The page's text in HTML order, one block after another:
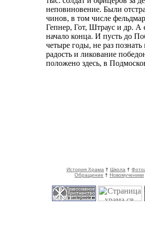
неповиновение. Были
чинов, в том числе
Гепнер, Гот, Штраус и др. А
начало конца. И пусть до
четыре годы, не раз
радость и ликование
положено здесь, в
История Храма † Школа †
Обращение † Новомученики